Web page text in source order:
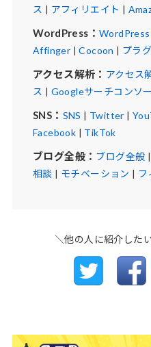
ス | アフィリエイト |
WordPress： WordPress
Affinger |Cocoon | プラ
アクセス解析： アクセス
ス | Googleサーチコンソ
SNS： SNS | Twitter |
Facebook | TikTok
ブログ全般： ブログ全般 |
相談 | モチベーション | フ
＼他の人に紹介した